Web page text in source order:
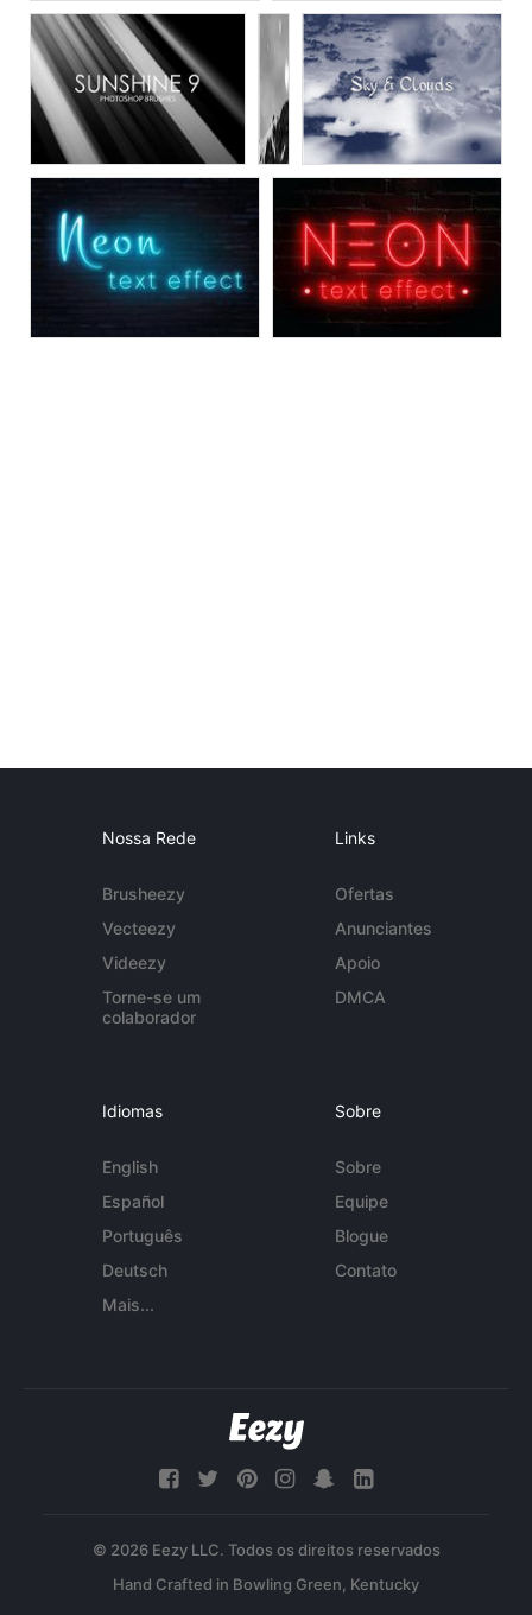
Nossa Rede
Brusheezy
Vecteezy
Videezy
Torne-se um
colaborador
Links
Ofertas
Anunciantes
Apoio
DMCA
Idiomas
English
Español
Português
Deutsch
Mais...
Sobre
Sobre
Equipe
Blogue
Contato
© 2026 Eezy LLC. Todos os direitos reservados